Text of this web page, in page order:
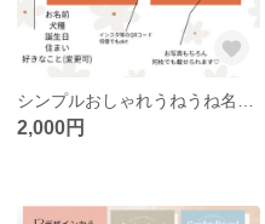
2,000円